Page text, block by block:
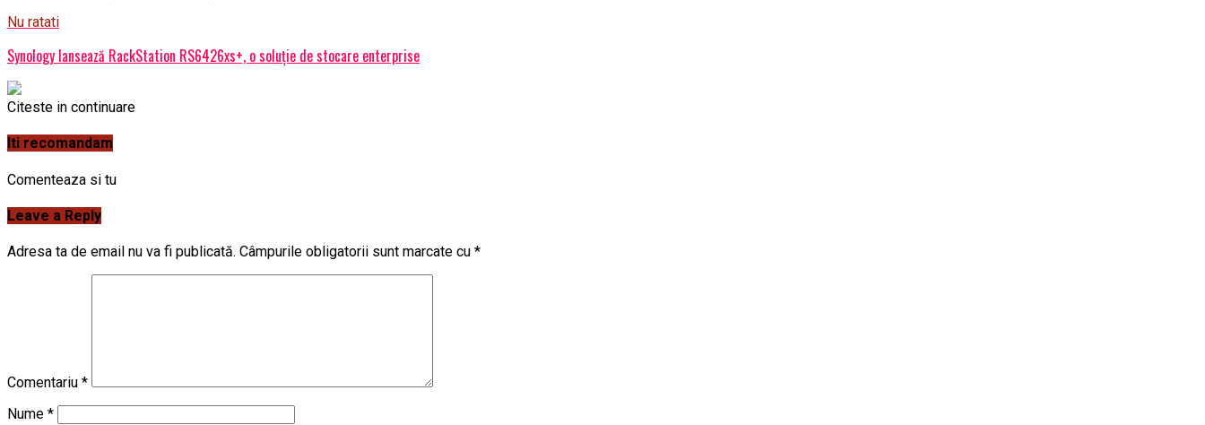
Nu ratati
Synology lansează RackStation RS6426xs+, o soluție de stocare enterprise
Citeste in continuare
Iti recomandam
Comenteaza si tu
Leave a Reply
Adresa ta de email nu va fi publicată. Câmpurile obligatorii sunt marcate cu *
Comentariu *
Nume *